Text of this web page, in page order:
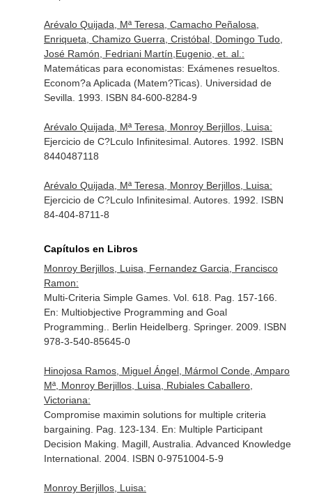
Arévalo Quijada, Mª Teresa, Camacho Peñalosa,
Enriqueta, Chamizo Guerra, Cristóbal, Domingo Tudo,
José Ramón, Fedriani Martín,Eugenio, et. al.:
Matemáticas para economistas: Exámenes resueltos.
Econom?a Aplicada (Matem?Ticas). Universidad de
Sevilla. 1993. ISBN 84-600-8284-9
Arévalo Quijada, Mª Teresa, Monroy Berjillos, Luisa:
Ejercicio de C?Lculo Infinitesimal. Autores. 1992. ISBN
8440487118
Arévalo Quijada, Mª Teresa, Monroy Berjillos, Luisa:
Ejercicio de C?Lculo Infinitesimal. Autores. 1992. ISBN
84-404-8711-8
Capítulos en Libros
Monroy Berjillos, Luisa, Fernandez Garcia, Francisco
Ramon:
Multi-Criteria Simple Games. Vol. 618. Pag. 157-166.
En: Multiobjective Programming and Goal
Programming.
. Berlin Heidelberg. Springer. 2009. ISBN
978-3-540-85645-0
Hinojosa Ramos, Miguel Ángel, Mármol Conde, Amparo
Mª, Monroy Berjillos, Luisa, Rubiales Caballero,
Victoriana:
Compromise maximin solutions for multiple criteria
bargaining. Pag. 123-134. En: Multiple Participant
Decision Making . Magill, Australia. Advanced Knowledge
International. 2004. ISBN 0-9751004-5-9
Monroy Berjillos, Luisa: